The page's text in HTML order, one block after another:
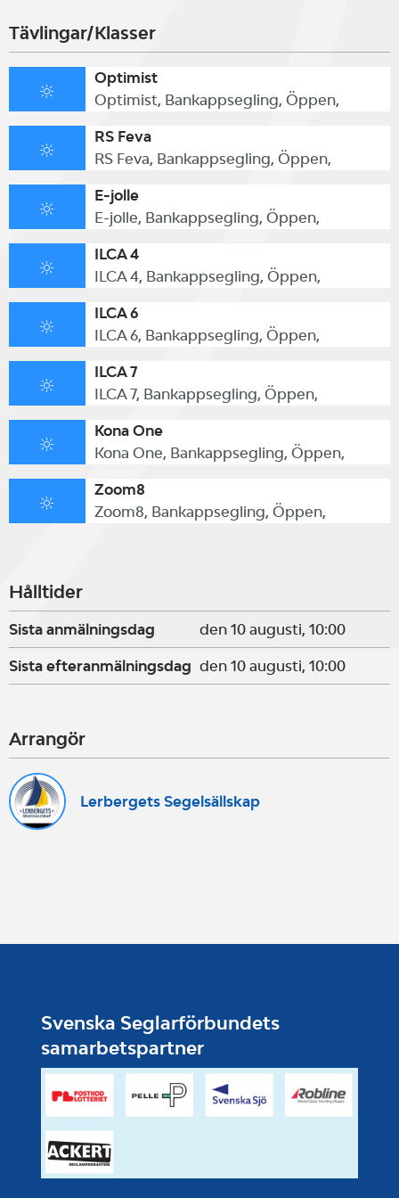
Tävlingar/Klasser
Optimist
Optimist, Bankappsegling, Öppen,
RS Feva
RS Feva, Bankappsegling, Öppen,
E-jolle
E-jolle, Bankappsegling, Öppen,
ILCA 4
ILCA 4, Bankappsegling, Öppen,
ILCA 6
ILCA 6, Bankappsegling, Öppen,
ILCA 7
ILCA 7, Bankappsegling, Öppen,
Kona One
Kona One, Bankappsegling, Öppen,
Zoom8
Zoom8, Bankappsegling, Öppen,
Hålltider
Sista anmälningsdag den 10 augusti, 10:00
Sista efteranmälningsdag den 10 augusti, 10:00
Arrangör
Lerbergets Segelsällskap
Svenska Seglarförbundets
samarbetspartner